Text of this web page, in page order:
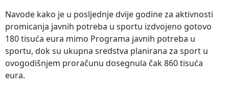
Navode kako je u posljednje dvije godine za aktivnosti
promicanja javnih potreba u sportu izdvojeno gotovo
180 tisuća eura mimo Programa javnih potreba u
sportu, dok su ukupna sredstva planirana za sport u
ovogodišnjem proračunu dosegnula čak 860 tisuća
eura.